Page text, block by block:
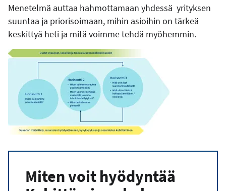
Menetelmä auttaa hahmottamaan yhdessä yrityksen
suuntaa ja priorisoimaan, mihin asioihin on tärkeä
keskittyä heti ja mitä voimme tehdä myöhemmin.
Miten voit hyödyntää